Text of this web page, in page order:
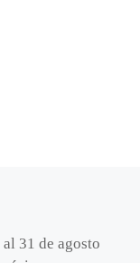
31 de agosto